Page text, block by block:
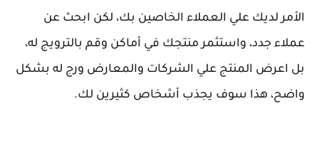
الأمر لديك علي العملاء الخاصين بك، لكن ابحث عن
عملاء جدد، واستثمر منتجك في أماكن وقم بالترويج له،
بل اعرض المنتج علي الشركات والمعارض ورج له بشكل
واضح، هذا سوف يجذب أشخاص كثيرين لك.